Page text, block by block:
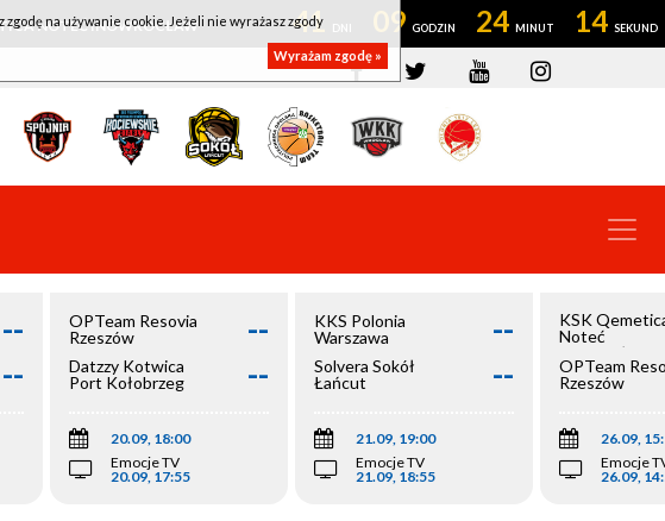
NOTEĆ INOWROCŁAW 41 09 24 14
--
--
OPTeam Resovia
Rzeszów
--
Datzzy Kotwica
Port Kołobrzeg
--
20.09, 18:00
Emocje TV
20.09, 17:55
KKS Polonia
Warszawa
--
Solvera Sokół
Łańcut
--
21.09, 19:00
Emocje TV
21.09, 18:55
KSK
Noteć
Inowrocław
OPTeam
Rzeszów
26.09,
Emocje
26.09,
na używanie cookie. Jeżeli nie wyrażasz zgody
Wyrażam zgodę »